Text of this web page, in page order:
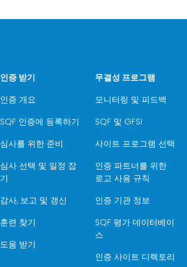
인증 받기
인증 개요
SQF 인증에 등록하기
심사를 위한 준비
심사 선택 및 일정 잡
기
감사, 보고 및 갱신
훈련 찾기
도움 받기
무결성 프로그램
모니터링 및 피드백
SQF 및 GFSI
사이트 프로그램 선택
인증 파트너를 위한
로고 사용 규칙
인증 기관 정보
SQF 평가 데이터베이
스
인증 사이트 디렉토리